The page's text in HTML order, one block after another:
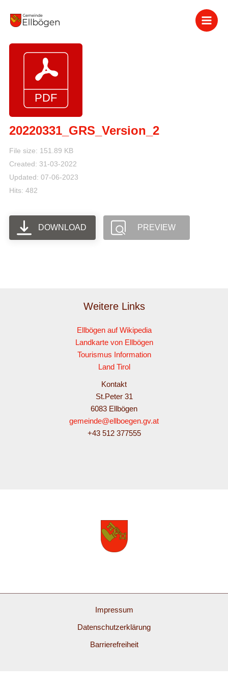
Inhalt
20220331_GRS_Version_2
File size: 151.89 KB
Created: 31-03-2022
Updated: 07-06-2023
Hits: 482
DOWNLOAD PREVIEW
Weitere Links
Ellbögen auf Wikipedia
Landkarte von Ellbögen
Tourismus Information
Land Tirol
Kontakt
St.Peter 31
6083 Ellbögen
gemeinde@ellboegen.gv.at
+43 512 377555
Impressum
Datenschutzerklärung
Barrierefreiheit